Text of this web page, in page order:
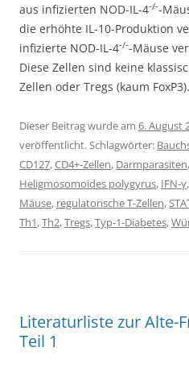
aus infizierten NOD-IL-4-/--
die erhöhte IL-10-Produktion
infizierte NOD-IL-4-/--Mäuse
Diese Zellen sind keine
Zellen oder Tregs (kaum FoxP3).
Dieser Beitrag wurde am 6. August
veröffentlicht. Schlagwörter:
CD127,CD4+-Zellen, Darmparasiten,
Heligmosomoides polygyrus, IFN-γ,
Mäuse, regulatorische T-Zellen,
Th1,Th2,Tregs,Typ-1-Diabetes,
Literaturliste zur Alte-
Teil 1